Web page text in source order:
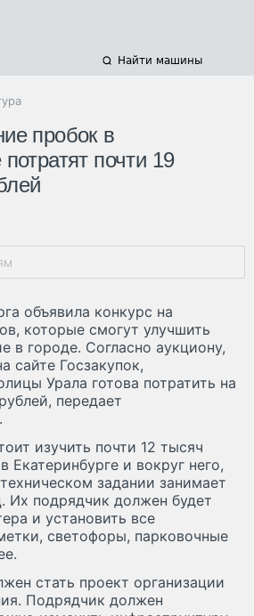
Найти машины
пробок в
почти 19
объявила конкурс на
которые смогут улучшить
в городе. Согласно аукциону,
сайте Госзакупок,
Урала готова потратить на
передает
изучить почти 12 тысяч
Екатеринбурге и вокруг него,
задании занимает
Их подрядчик должен будет
и установить все
светофоры, парковочные
стать проект организации
Подрядчик должен